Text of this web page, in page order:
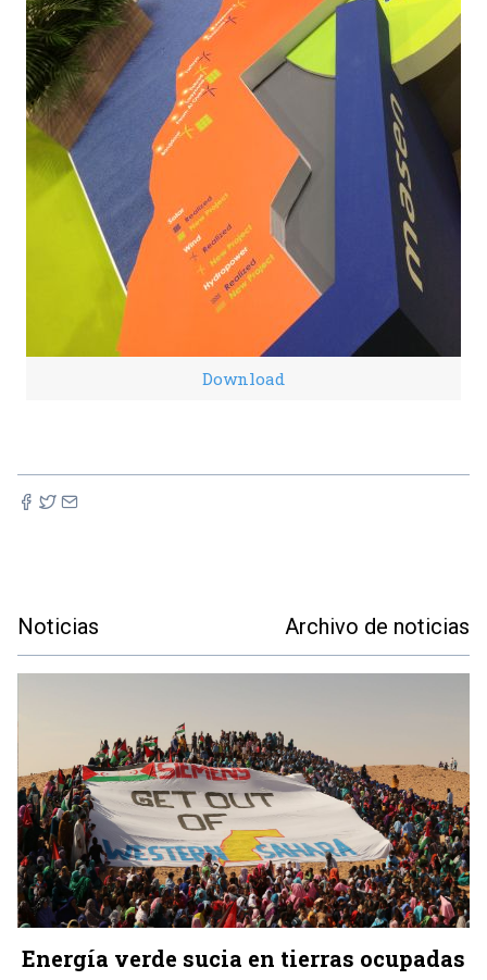
Download
Noticias Archivo de noticias
Energía verde sucia en tierras ocupadas